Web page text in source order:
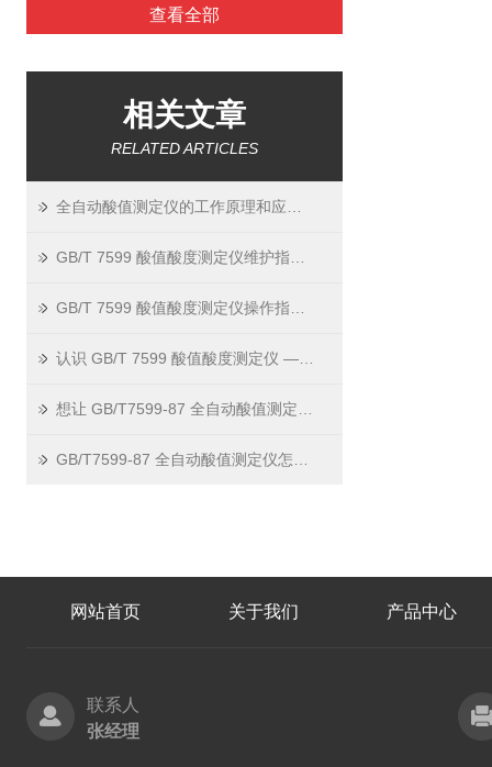
查看全部
相关文章
RELATED ARTICLES
网站首页 关于我们 产品中心
联系人
张经理